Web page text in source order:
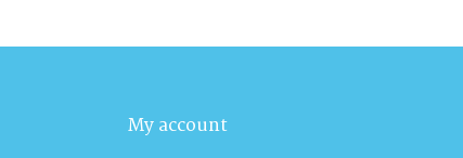
My account